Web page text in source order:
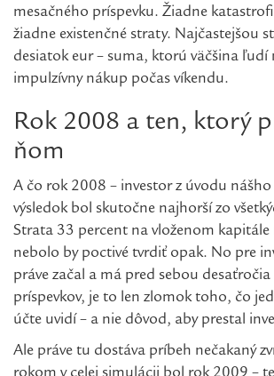
mesačného príspevku. Žiadne
žiadne existenčné straty. Najčastejšou
desiatok eur – suma, ktorú väčšina ľudí
impulzívny nákup počas víkendu.
Rok 2008 a ten, ktorý
ňom
A čo rok 2008 – investor z úvodu nášho
výsledok bol skutočne najhorší zo
Strata 33 percent na vloženom kapitále
nebolo by poctivé tvrdiť opak. No pre
práve začal a má pred sebou
príspevkov, je to len zlomok toho, čo
účte uvidí – a nie dôvod, aby prestal
Ale práve tu dostáva príbeh nečakaný